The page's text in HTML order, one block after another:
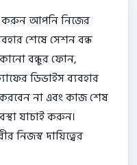
করুন আপনি নিজের
শেষে সেশন বন্ধ
বন্ধুর ফোন,
ডিভাইস ব্যবহার
না এবং কাজ শেষ
যাচাই করুন।
নিজস্ব দায়িত্বের